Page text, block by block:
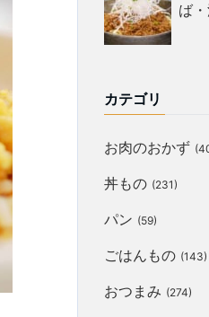
ば
カテゴリ
お肉のおかず
丼もの (231)
パン (59)
ごはんもの (143)
おつまみ (274)